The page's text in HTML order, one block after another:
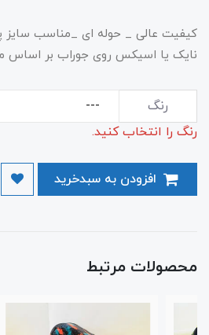
نایک یا اسیکس روی جوراب بر اساس
رنگ
رنگ را انتخاب کنید.
محصولات مرتبط